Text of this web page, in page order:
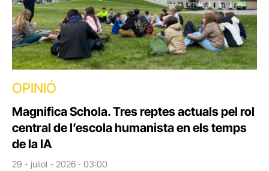
OPINIÓ
Magnifica Schola. Tres reptes actuals pel rol
central de l’escola humanista en els temps
de la IA
29 - juliol - 2026 · 03:00